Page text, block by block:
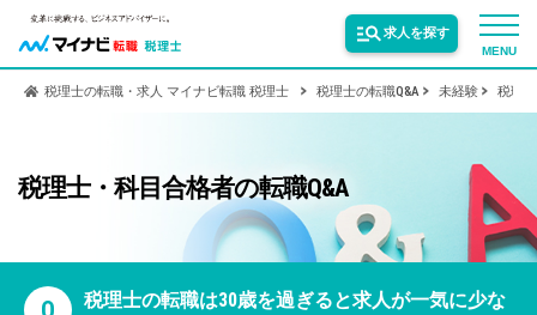
MENU
求人を探す
転職お役立ち情報
業界情報
税理士の転職・求人 マイナビ転職 税理士 税理士の転職Q&A 未経験 税理
税理士・科目合格者の転職Q&A
税理士の転職は30歳を過ぎると求人が一気に少な